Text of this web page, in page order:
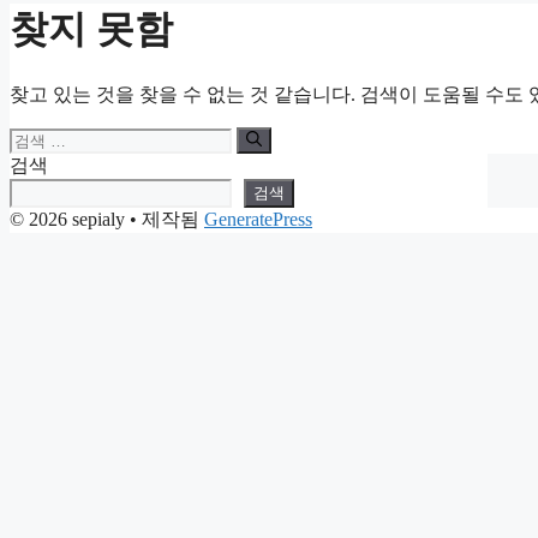
찾지 못함
찾고 있는 것을 찾을 수 없는 것 같습니다. 검색이 도움될 수도
검
색:
검색
검색
© 2026 sepialy • 제작됨 GeneratePress